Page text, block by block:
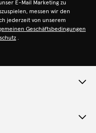
E-Mail Marketing zu
messen wir den
jederzeit von unserem
Geschäftsbedingungen
.